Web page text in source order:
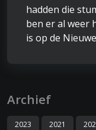
hadden die
ben er al weer
is op de
Archief
2023 2021